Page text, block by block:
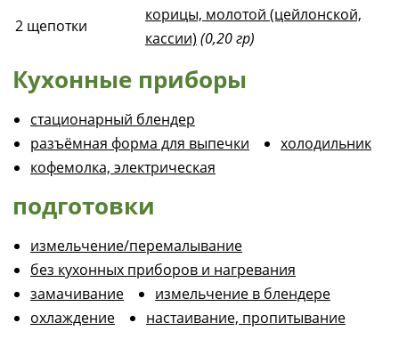
2 щепотки
корицы, молотой (цейлонской,
кассии) (0,20 гр)
Кухонные приборы
стационарный блендер
разъёмная форма для выпечки
холодильник
кофемолка, электрическая
подготовки
измельчение/перемалывание
без кухонных приборов и нагревания
замачивание
измельчение в блендере
охлаждение
настаивание, пропитывание